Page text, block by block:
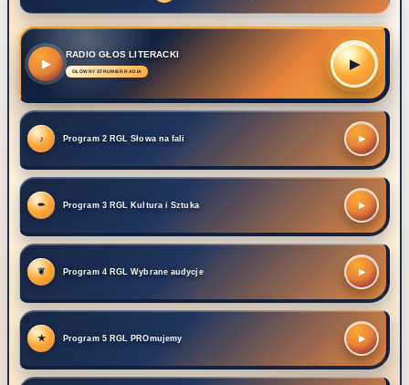
RADIO GŁOS LITERACKI
▶
Program 2 RGL Słowa na fali ▶
Program 3 RGL Kultura i Sztuka ▶
Program 4 RGL Wybrane audycje ▶
Program 5 RGL PROmujemy ▶